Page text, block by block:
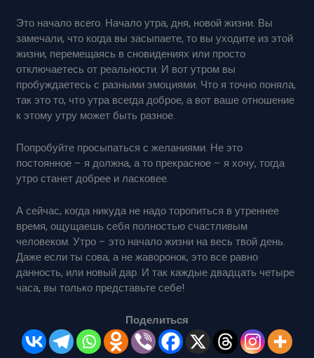
Это начало всего. Начало утра, дня, новой жизни. Вы
замечали, что когда вы засыпаете, то вы уходите из этой
жизни, перемещаясь в сновидениях или просто
отключаетесь от реальности. И вот утром вы
пробуждаетесь с разными эмоциями. Что я точно поняла,
так это то, что утра всегда доброе, а вот ваше отношение
к этому утру может быть разное.
Попробуйте просыпаться с желаниями. Не это
постоянное – я должна, а то прекрасное – я хочу, тогда
утро станет добрее и ласковее.
А сейчас, когда никуда не надо торопиться в утреннее
время, ощущаешь себя полностью счастливым
человеком. Утро – это начало жизни на весь твой день.
Даже если ты сова, а не жаворонок, это все равно
данность, или новый дар. И так каждые двадцать четыре
часа, вы только представьте себе!
Поделиться